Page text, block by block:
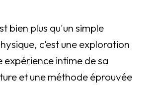
bien plus qu'un simple
c'est une exploration
expérience intime de sa
et une méthode éprouvée